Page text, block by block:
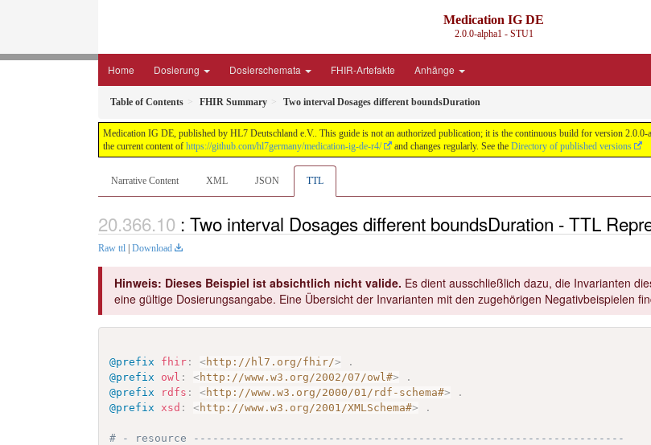
Medication IG DE
2.0.0-alpha1 - STU1
Home Dosierung Dosierschemata FHIR-Artefakte Anhänge
Table of Contents FHIR Summary Two interval Dosages different boundsDuration
Medication IG DE, published by HL7 Deutschland e.V.. This guide is not an authorized publication; it is the continuous build for version
the current content of https://github.com/hl7germany/medication-ig-de-r4/ and changes regularly. See the Directory of published versions
Narrative Content XML JSON TTL
: Two interval Dosages different boundsDuration - TTL
Raw ttl Download
Hinweis: Dieses Beispiel ist absichtlich nicht valide. Es dient ausschließlich dazu, die Invarianten
eine gültige Dosierungsangabe. Eine Übersicht der Invarianten mit den zugehörigen Negativbeispielen
@prefix fhir : <http://hl7.org/fhir/>
.
@prefix
owl : <http://www.w3.org/2002/07/owl#>
.
@prefix
rdfs : <http://www.w3.org/2000/01/rdf-schema#>
.
@prefix
xsd : <http://www.w3.org/2001/XMLSchema#> .
# - resource -------------------------------------------------------------------